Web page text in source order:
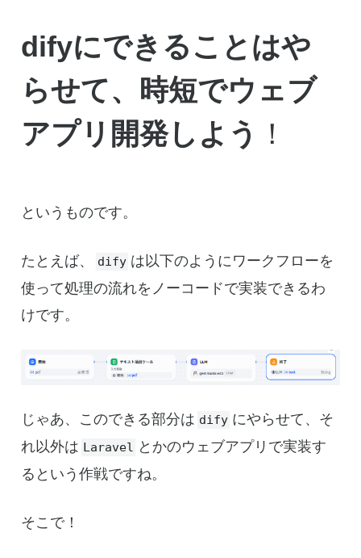
difyにできることはや
らせて、時短でウェブ
アプリ開発しよう ！
というものです。
たとえば、 dify は以下のようにワークフローを
使って処理の流れをノーコードで実装できるわ
けです。
じゃあ、このできる部分は dify にやらせて、そ
れ以外は Laravel とかのウェブアプリで実装す
るという作戦ですね。
そこで！